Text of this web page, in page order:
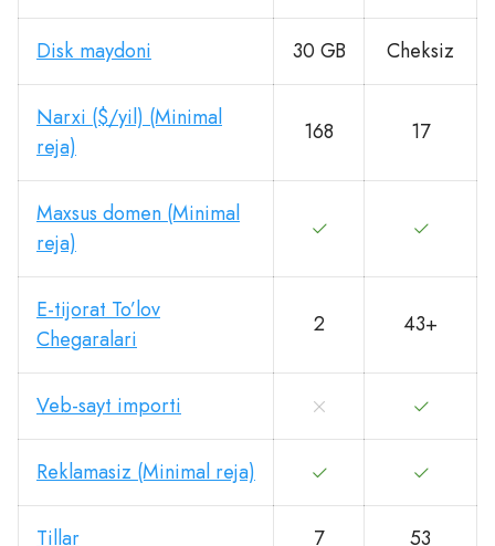
Disk maydoni 30 GB Cheksiz
Narxi ($/yil) (Minimal
reja)
168 17
Maxsus domen (Minimal
reja)
E-tijorat To’lov
Chegaralari
2 43+
Veb-sayt importi
Reklamasiz (Minimal reja)
Tillar 7 53